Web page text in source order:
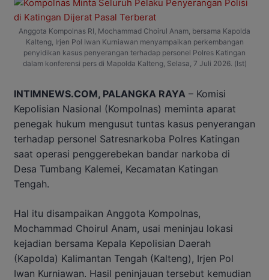
Anggota Kompolnas RI, Mochammad Choirul Anam, bersama Kapolda
Kalteng, Irjen Pol Iwan Kurniawan menyampaikan perkembangan
penyidikan kasus penyerangan terhadap personel Polres Katingan
dalam konferensi pers di Mapolda Kalteng, Selasa, 7 Juli 2026. (Ist)
INTIMNEWS.COM, PALANGKA RAYA – Komisi
Kepolisian Nasional (Kompolnas) meminta aparat
penegak hukum mengusut tuntas kasus penyerangan
terhadap personel Satresnarkoba Polres Katingan
saat operasi penggerebekan bandar narkoba di
Desa Tumbang Kalemei, Kecamatan Katingan
Tengah.
Hal itu disampaikan Anggota Kompolnas,
Mochammad Choirul Anam, usai meninjau lokasi
kejadian bersama Kepala Kepolisian Daerah
(Kapolda) Kalimantan Tengah (Kalteng), Irjen Pol
Iwan Kurniawan. Hasil peninjauan tersebut kemudian